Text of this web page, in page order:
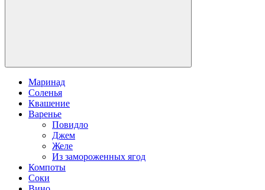
Маринад
Соленья
Квашение
Варенье
Повидло
Джем
Желе
Из замороженных ягод
Компоты
Соки